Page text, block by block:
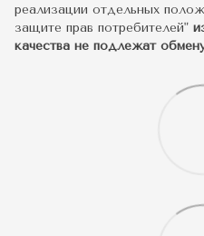
реализации отдельных
защите прав потребителей"
качества не подлежат